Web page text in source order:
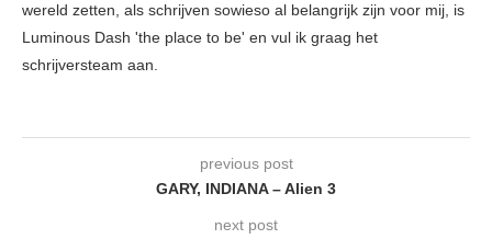
wereld zetten, als schrijven sowieso al belangrijk zijn voor mij, is
Luminous Dash 'the place to be' en vul ik graag het
schrijversteam aan.
previous post
GARY, INDIANA – Alien 3
next post